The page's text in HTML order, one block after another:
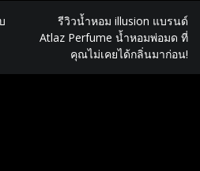
รีวิวน้ำหอม illusion แบรนด์
Atlaz Perfume น้ำหอมพ่อมด ที่
คุณไม่เคยได้กลิ่นมาก่อน!